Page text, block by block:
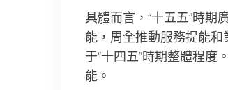
具體而言，“十五五”時
能，周全推動服務提能
于“十四五”時期整體程度
能。